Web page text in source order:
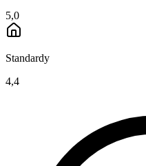
5,0
Standardy
4,4